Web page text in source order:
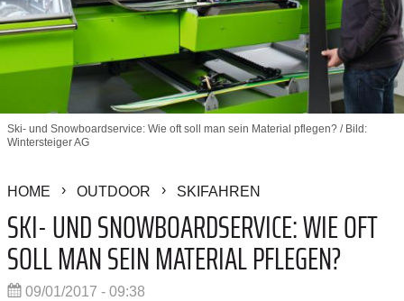
Ski- und Snowboardservice: Wie oft soll man sein Material pflegen? / Bild:
Wintersteiger AG
HOME OUTDOOR SKIFAHREN
SKI- UND SNOWBOARDSERVICE: WIE OFT
SOLL MAN SEIN MATERIAL PFLEGEN?
09/01/2017 - 09:38